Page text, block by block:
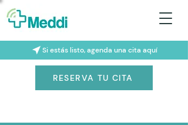
Si estás listo, agenda una cita aquí
RESERVA TU CITA